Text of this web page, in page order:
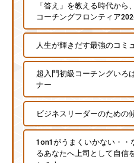
「答え」を教える時代か
コーチングフロンティア
人生が輝きだす最強のコミ
超入門初級コーチングいろ
ナー
ビジネスリーダーのための
1on1がうまくいかない・
るあなたへ上司として自信